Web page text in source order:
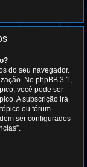
do seu navegador.
No phpBB 3.1,
você pode ser
A subscrição irá
ou fórum.
ser configurados